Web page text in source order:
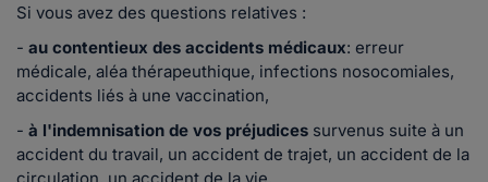
Si vous avez des questions relatives :
- au contentieux des accidents médicaux: erreur
médicale, aléa thérapeuthique, infections nosocomiales,
accidents liés à une vaccination,
- à l'indemnisation de vos préjudices survenus suite à un
accident du travail, un accident de trajet, un accident de la